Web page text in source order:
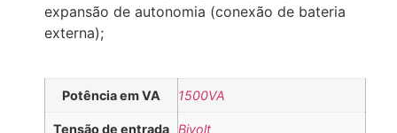
expansão de autonomia (conexão de bateria
externa);
Potência em VA 1500VA
Tensão de entrada Bivolt